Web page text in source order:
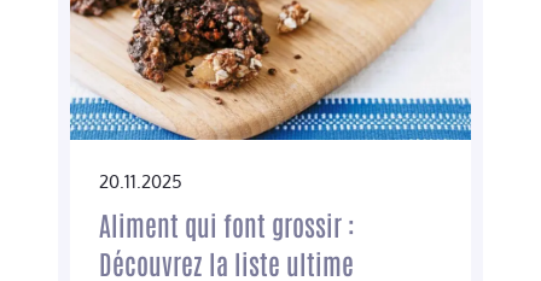
20.11.2025
Aliment qui font grossir :
Découvrez la liste ultime